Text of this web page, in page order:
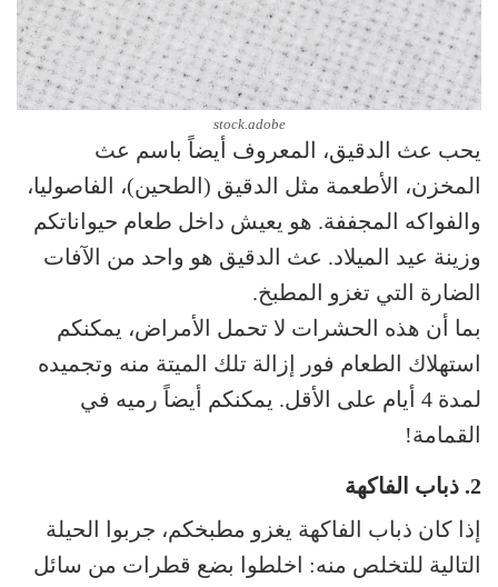
stock.adobe
يحب عث الدقيق، المعروف أيضاً باسم عث
المخزن، الأطعمة مثل الدقيق (الطحين)، الفاصوليا،
والفواكه المجففة. هو يعيش داخل طعام حيواناتكم
وزينة عيد الميلاد. عث الدقيق هو واحد من الآفات
الضارة التي تغزو المطبخ.
بما أن هذه الحشرات لا تحمل الأمراض، يمكنكم
استهلاك الطعام فور إزالة تلك الميتة منه وتجميده
لمدة 4 أيام على الأقل. يمكنكم أيضاً رميه في
القمامة!
2. ذباب الفاكهة
إذا كان ذباب الفاكهة يغزو مطبخكم، جربوا الحيلة
التالية للتخلص منه: اخلطوا بضع قطرات من سائل